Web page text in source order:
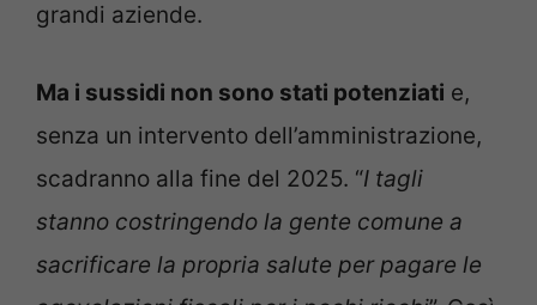
grandi aziende.
Ma i sussidi non sono stati potenziati e,
senza un intervento dell’amministrazione,
scadranno alla fine del 2025. “I tagli
stanno costringendo la gente comune a
sacrificare la propria salute per pagare le